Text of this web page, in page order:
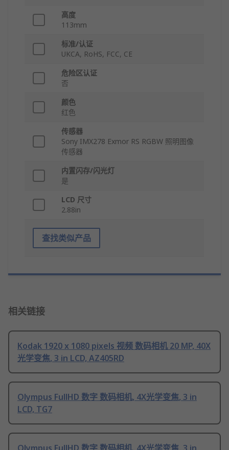
高度
113mm
标准/认证
UKCA, RoHS, FCC, CE
危险区认证
否
颜色
红色
传感器
Sony IMX278 Exmor RS RGBW 照明图像
传感器
内置闪存/闪光灯
是
LCD 尺寸
2.88in
查找类似产品
相关链接
Kodak 1920 x 1080 pixels 视频 数码相机 20 MP, 40X
光学变焦, 3 in LCD, AZ405RD
Olympus FullHD 数字 数码相机, 4X光学变焦, 3 in
LCD, TG7